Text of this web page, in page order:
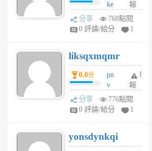
前
ke
rv
pj
6
個
月
前
報
分享
768點閱
0 評論/給分
1
liksqxmqmr
0.0分
pn
v
wt
sv
6
個
舉
報
分享
776點閱
0 評論/給分
1
yonsdynkqi